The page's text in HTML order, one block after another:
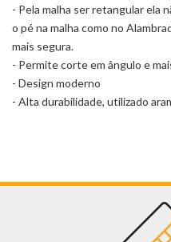
- Pela malha ser retangular ela
o pé na malha como no
mais segura.
- Permite corte em ângulo e
- Design moderno
- Alta durabilidade, utilizado